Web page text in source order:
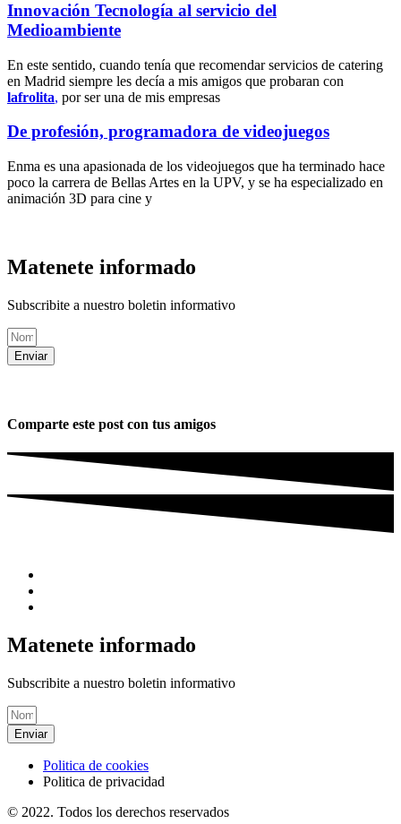
Innovación Tecnología al servicio del
Medioambiente
En este sentido, cuando tenía que recomendar servicios de catering
en Madrid siempre les decía a mis amigos que probaran con
lafrolita, por ser una de mis empresas
De profesión, programadora de videojuegos
Enma es una apasionada de los videojuegos que ha terminado hace
poco la carrera de Bellas Artes en la UPV, y se ha especializado en
animación 3D para cine y
Matenete informado
Subscribite a nuestro boletin informativo
Enviar
Comparte este post con tus amigos
Matenete informado
Subscribite a nuestro boletin informativo
Enviar
Politica de cookies
Politica de privacidad
© 2022. Todos los derechos reservados